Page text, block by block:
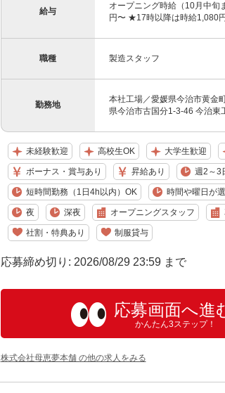
給与
オープニング時給（10月中
円〜 ★17時以降は時給1,080
職種 製造スタッフ
勤務地
本社工場／愛媛県今治市黄金
県今治市古国分1-3-46 今治
未経験歓迎 高校生OK 大学生歓迎
ボーナス・賞与あり 昇給あり 週2～3
短時間勤務（1日4h以内）OK 時間や曜日が
夜 深夜 オープニングスタッフ
社割・特典あり 制服貸与
応募締め切り: 2026/08/29 23:59 まで
応募画面へ進
かんたん3ステップ！
株式会社母恵夢本舗 の他の求人をみる